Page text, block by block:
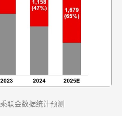
联会数据统计预测